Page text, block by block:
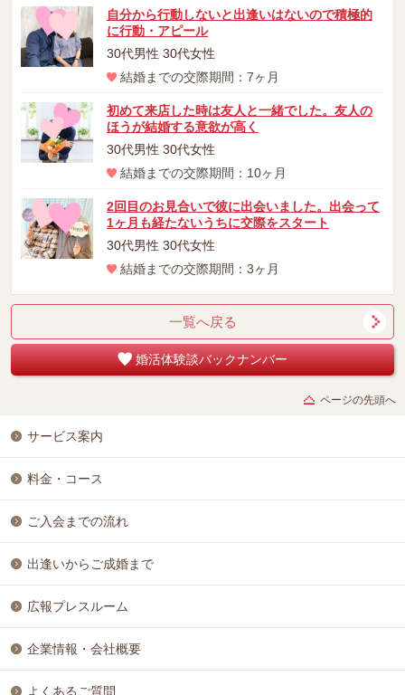
自分から行動しないと出逢いはないので積極的
に行動・アピール
30代男性 30代女性
結婚までの交際期間：7ヶ月
初めて来店した時は友人と一緒でした。友人の
ほうが結婚する意欲が高く
30代男性 30代女性
結婚までの交際期間：10ヶ月
2回目のお見合いで彼に出会いました。出会って
1ヶ月も経たないうちに交際をスタート
30代男性 30代女性
結婚までの交際期間：3ヶ月
一覧へ戻る
婚活体験談バックナンバー
ページの先頭へ
サービス案内
料金・コース
ご入会までの流れ
出逢いからご成婚まで
広報プレスルーム
企業情報・会社概要
よくあるご質問